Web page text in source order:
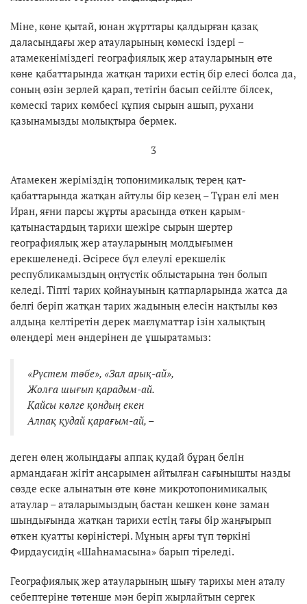
Міне, көне қытай, юнан жұрттары қалдырған қазақ
даласындағы жер атауларының көмескі іздері –
атамекеніміздегі географиялық жер атауларының өте
көне қабаттарында жатқан тарихи естің бір елесі болса да,
соның өзін зерлей қарап, тетігін басып сейілте білсек,
көмескі тарих көмбесі құпия сырын ашып, рухани
қазынамызды молықтыра бермек.
3
Атамекен жеріміздің топонимикалық терең қат-
қабаттарында жатқан айтулы бір кезең – Тұран елі мен
Иран, яғни парсы жұрты арасында өткен қарым-
қатынастардың тарихи шежіре сырын шертер
географиялық жер атауларының молдығымен
ерекшеленеді. Әсіресе бұл елеулі ерекшелік
республикамыздың оңтүстік облыстарына тән болып
келеді. Тіпті тарих қойнауының қатпарларында жатса да
белгі беріп жатқан тарих жадының елесін нақтылы көз
алдыңа келтіретін дерек мағлұматтар ізін халықтың
өлеңдері мен әндерінен де ұшыратамыз:
«Рүстем төбе», «Зал арық-ай»,
Жолға шығып қарадым-ай.
Қайсы көлге қондың екен
Алпақ қудай қарағым-ай, –
деген өлең жолыңдағы аппақ қудай бұраң белін
армандаған жігіт аңсарымен айтылған сағынышты назды
сөзде еске алынатын өте көне микротопонимикалық
атаулар – аталарымыздың бастан кешкен көне заман
шындығында жатқан тарихи естің тағы бір жаңғырып
өткен қуатты көріністері. Мұның арғы түп төркіні
Фирдаусидің «Шаһнамасына» барып тіреледі.
Географиялық жер атауларының шығу тарихы мен аталу
себептеріне төтенше мән беріп жырлайтын сергек